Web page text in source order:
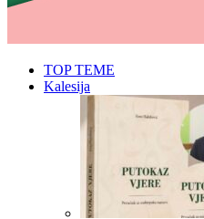
TOP TEME
Kalesija